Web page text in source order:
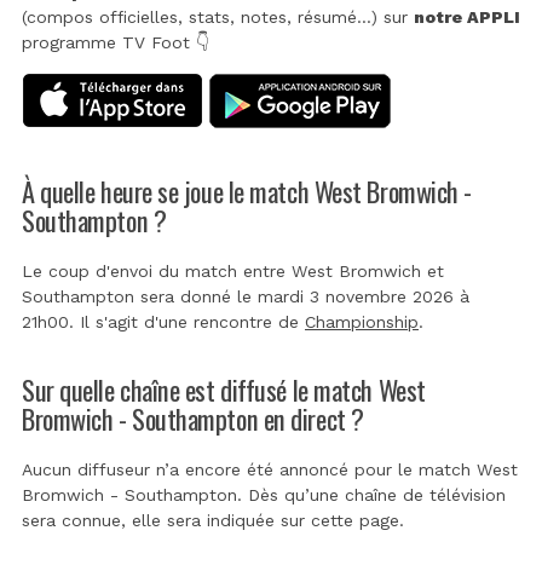
(compos officielles, stats, notes, résumé...) sur notre APPLI
programme TV Foot 👇
À quelle heure se joue le match West Bromwich -
Southampton ?
Le coup d'envoi du match entre West Bromwich et
Southampton sera donné le mardi 3 novembre 2026 à
21h00. Il s'agit d'une rencontre de Championship.
Sur quelle chaîne est diffusé le match West
Bromwich - Southampton en direct ?
Aucun diffuseur n’a encore été annoncé pour le match West
Bromwich - Southampton. Dès qu’une chaîne de télévision
sera connue, elle sera indiquée sur cette page.